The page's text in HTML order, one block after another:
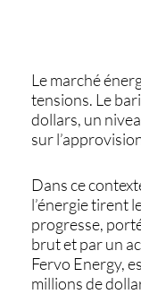
Le marché
tensions. Le
dollars, un
sur
Dans ce
l’énergie tirent
progresse,
brut et par un
Fervo Energy,
millions de